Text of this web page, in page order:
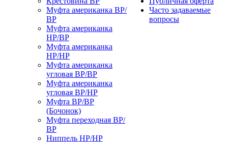
Муфта американка ВР/
ВР
Муфта американка
НР/ВР
Муфта американка
НР/НР
Муфта американка
угловая ВР/ВР
Муфта американка
угловая ВР/НР
Муфта ВР/ВР
(Бочонок)
Муфта переходная ВР/
ВР
Ниппель НР/НР
Часто задаваемые
вопросы